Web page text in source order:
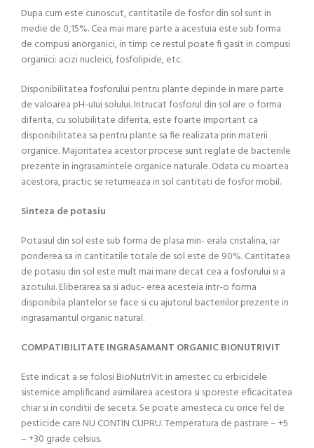
Dupa cum este cunoscut, cantitatile de fosfor din sol sunt in
medie de 0,15%. Cea mai mare parte a acestuia este sub forma
de compusi anorganici, in timp ce restul poate fi gasit in compusi
organici: acizi nucleici, fosfolipide, etc.
Disponibilitatea fosforului pentru plante depinde in mare parte
de valoarea pH-uIui solului. Intrucat fosforul din sol are o forma
diferita, cu solubilitate diferita, este foarte important ca
disponibilitatea sa pentru plante sa fie realizata prin materii
organice. Majoritatea acestor procese sunt reglate de bacteriile
prezente in ingrasamintele organice naturale. Odata cu moartea
acestora, practic se returneaza in sol cantitati de fosfor mobil.
Sinteza de potasiu
Potasiul din sol este sub forma de plasa min- erala cristalina, iar
ponderea sa in cantitatile totale de sol este de 90%. Cantitatea
de potasiu din sol este mult mai mare decat cea a fosforului si a
azotului. Eliberarea sa si aduc- erea acesteia intr-o forma
disponibila plantelor se face si cu ajutorul bacteriilor prezente in
ingrasamantul organic natural.
COMPATIBILITATE INGRASAMANT ORGANIC BIONUTRIVIT
Este indicat a se folosi BioNutriVit in amestec cu erbicidele
sistemice amplificand asimilarea acestora si sporeste eficacitatea
chiar si in conditii de seceta. Se poate amesteca cu orice fel de
pesticide care NU CONTIN CUPRU. Temperatura de pastrare – +5
– +30 grade celsius.